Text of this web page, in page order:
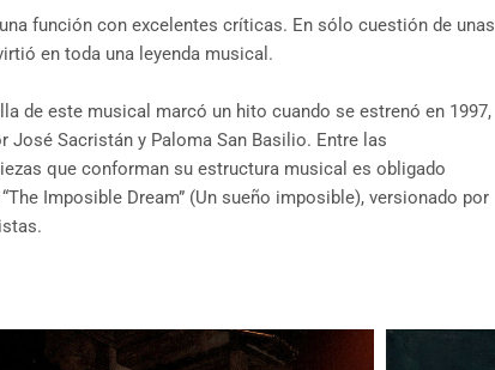
función con excelentes críticas. En sólo cuestión de unas
en toda una leyenda musical.
de este musical marcó un hito cuando se estrenó en 1997,
José Sacristán y Paloma San Basilio. Entre las
que conforman su estructura musical es obligado
Imposible Dream” (Un sueño imposible), versionado por